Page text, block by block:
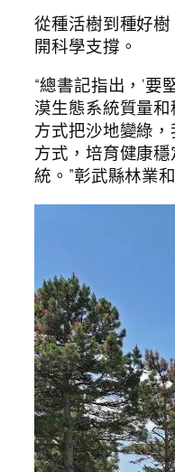
從種活樹到種好
開科學支撐。
“總書記指出，‘
漠生態系統質量
方式把沙地變綠
方式，培育健康
統。”彰武縣林業